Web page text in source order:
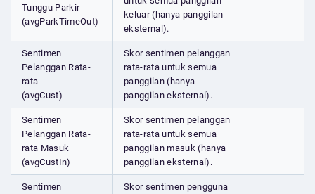
Tunggu Parkir
(avgParkTimeOut)
keluar (hanya panggilan
eksternal).
Sentimen
Pelanggan Rata-
rata
(avgCust)
Skor sentimen pelanggan
rata-rata untuk semua
panggilan (hanya
panggilan eksternal).
Sentimen
Pelanggan Rata-
rata Masuk
(avgCustIn)
Skor sentimen pelanggan
rata-rata untuk semua
panggilan masuk (hanya
panggilan eksternal).
Sentimen
Skor sentimen pengguna